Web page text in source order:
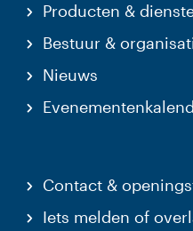
Producten &
Bestuur &
Nieuws
Contact &
Iets melden of